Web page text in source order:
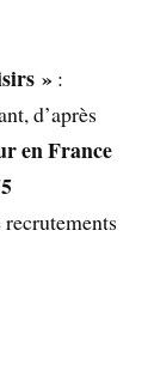
» :
d’après
en France